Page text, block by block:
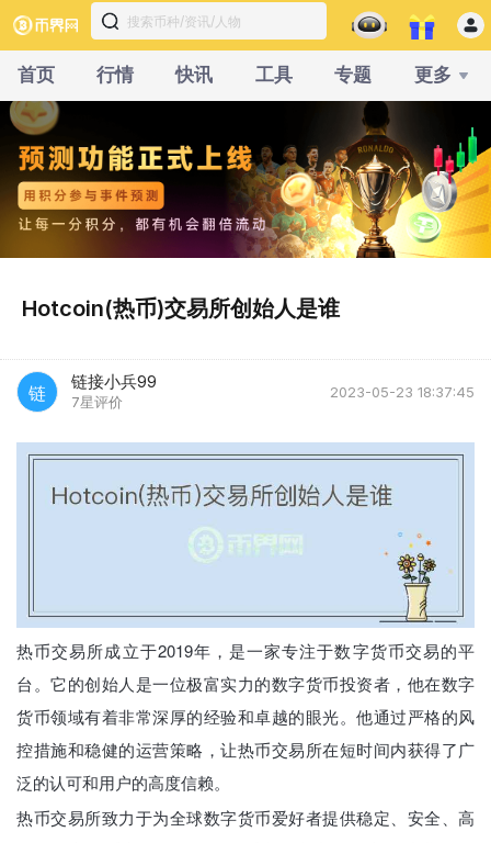
首页 行情 快讯 工具 专题 更多
Hotcoin(热币)交易所创始人是谁
链 链接小兵99
7星评价
2023-05-23 18:37:45
热币交易所成立于2019年，是一家专注于数字货币交易的平
台。它的创始人是一位极富实力的数字货币投资者，他在数字
货币领域有着非常深厚的经验和卓越的眼光。他通过严格的风
控措施和稳健的运营策略，让热币交易所在短时间内获得了广
泛的认可和用户的高度信赖。
热币交易所致力于为全球数字货币爱好者提供稳定、安全、高